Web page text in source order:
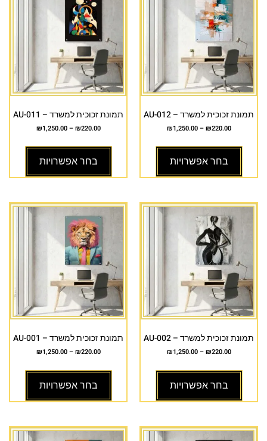
תמונת זכוכית למשרד – AU-012
₪220.00
–
₪1,250.00
בחר אפשרויות
תמונת זכוכית למשרד – AU-011
₪220.00
–
₪1,250.00
בחר אפשרויות
תמונת זכוכית למשרד – AU-002
₪220.00
–
₪1,250.00
בחר אפשרויות
תמונת זכוכית למשרד – AU-001
₪220.00
–
₪1,250.00
בחר אפשרויות